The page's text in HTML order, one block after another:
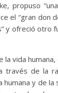
propuso
el “gran don
y ofreció otro
vida
de la
y de